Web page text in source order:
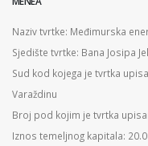
Naziv tvrtke: Međimurska
Sjedište tvrtke: Bana Josipa
Sud kod kojega je tvrtka
Varaždinu
Broj pod kojim je tvrtka
Iznos temeljnog kapitala: